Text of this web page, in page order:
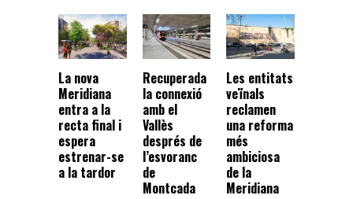
La nova
Meridiana
entra a la
recta final i
espera
estrenar-se
a la tardor
Recuperada
la connexió
amb el
Vallès
després de
l’esvoranc
de
Montcada
Les entitats
veïnals
reclamen
una reforma
més
ambiciosa
de la
Meridiana